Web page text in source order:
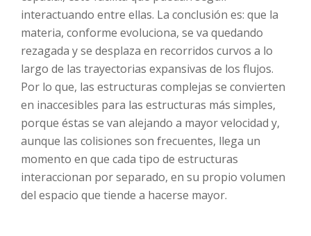
interactuando entre ellas. La conclusión es: que la
materia, conforme evoluciona, se va quedando
rezagada y se desplaza en recorridos curvos a lo
largo de las trayectorias expansivas de los flujos.
Por lo que, las estructuras complejas se convierten
en inaccesibles para las estructuras más simples,
porque éstas se van alejando a mayor velocidad y,
aunque las colisiones son frecuentes, llega un
momento en que cada tipo de estructuras
interaccionan por separado, en su propio volumen
del espacio que tiende a hacerse mayor.